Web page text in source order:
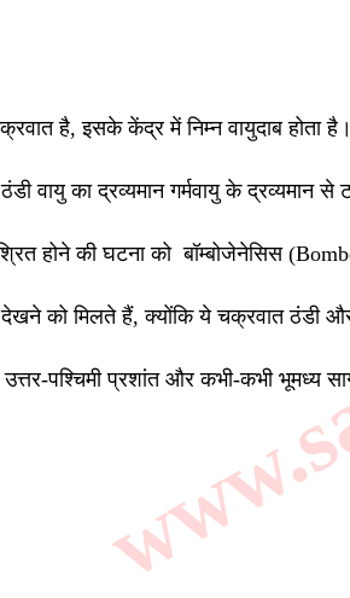
है, इसके केंद्र में निम्न वायुदाब होता है।
वायु का द्रव्यमान गर्मवायु के
होने की घटना को बॉम्बोजेनेसिस
को मिलते हैं, क्योंकि ये चक्रवात ठंडी और
पश्चिमी प्रशांत और कभी-कभी भूमध्य